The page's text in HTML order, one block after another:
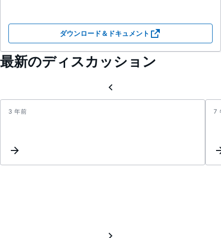
ダウンロード＆ドキュメント
最新のディスカッション
3 年前
Noise
7